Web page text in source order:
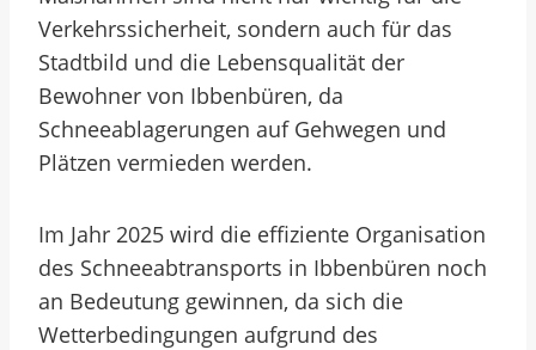
Verkehrssicherheit, sondern auch für das
Stadtbild und die Lebensqualität der
Bewohner von Ibbenbüren, da
Schneeablagerungen auf Gehwegen und
Plätzen vermieden werden.
Im Jahr 2025 wird die effiziente Organisation
des Schneeabtransports in Ibbenbüren noch
an Bedeutung gewinnen, da sich die
Wetterbedingungen aufgrund des